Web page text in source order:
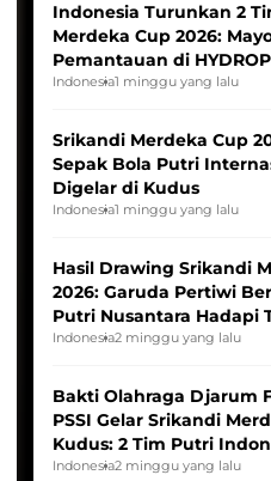
Indonesia Turunkan 2
Merdeka Cup 2026:
Pemantauan di
League
Indonesia1 minggu yang lalu
Srikandi Merdeka Cup
Sepak Bola Putri
Digelar di Kudus
Indonesia1 minggu yang lalu
Hasil Drawing Srikandi
2026: Garuda Pertiwi
Putri Nusantara Hadapi
Indonesia2 minggu yang lalu
Bakti Olahraga Djarum
PSSI Gelar Srikandi
Kudus: 2 Tim Putri
Tim Asia
Indonesia2 minggu yang lalu